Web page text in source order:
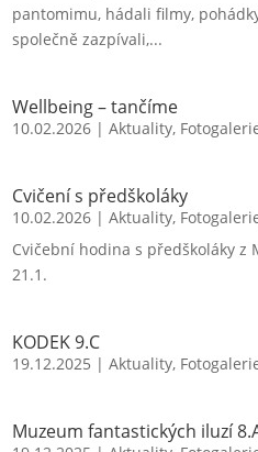
pantomimu, hádali filmy,
společně zazpívali,...
Wellbeing – tančíme
10.02.2026 |Aktuality,
Cvičení s předškoláky
10.02.2026 |Aktuality,
Cvičební hodina s předškoláky z
21.1.
KODEK 9.C
19.12.2025 |Aktuality,
Muzeum fantastických iluzí